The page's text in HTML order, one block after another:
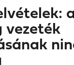
vezeték